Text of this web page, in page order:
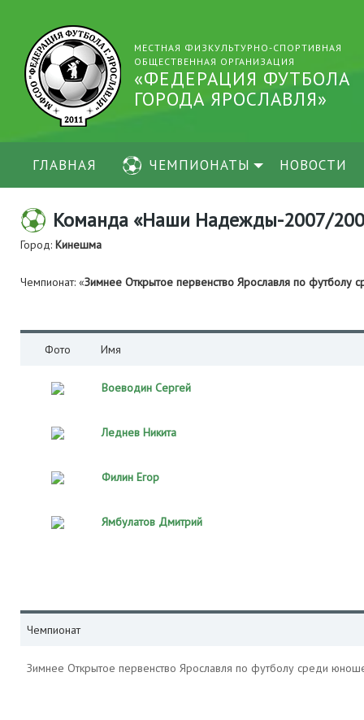
МЕСТНАЯ ФИЗКУЛЬТУРНО-СПОРТИВНАЯ
ОБЩЕСТВЕННАЯ ОРГАНИЗАЦИЯ
«ФЕДЕРАЦИЯ ФУТБОЛА
ГОРОДА ЯРОСЛАВЛЯ»
ГЛАВНАЯ ЧЕМПИОНАТЫ НОВОСТИ
Команда «Наши Надежды-2007/
Город: Кинешма
Чемпионат: «Зимнее Открытое первенство Ярославля по
Фото Имя
Воеводин Сергей
Леднев Никита
Филин Егор
Ямбулатов Дмитрий
Чемпионат
Зимнее Открытое первенство Ярославля по футболу среди